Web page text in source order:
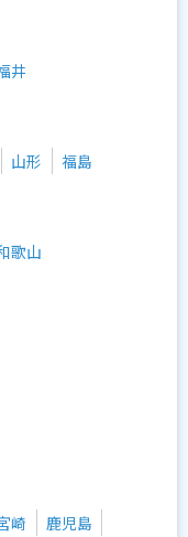
井
山形 福島
歌山
崎
鹿児島